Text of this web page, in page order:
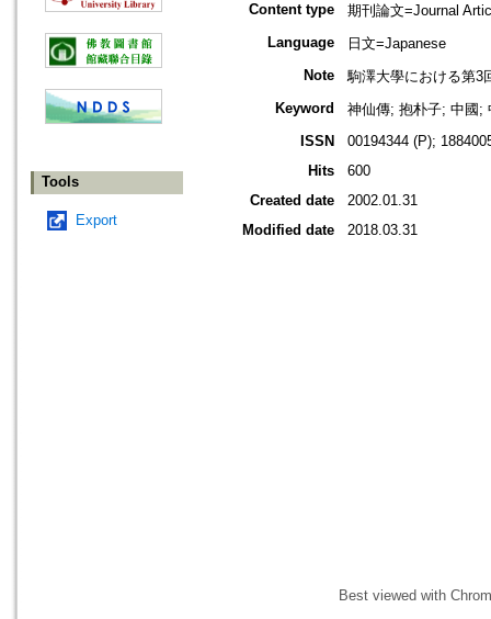
Tools
Export
Content type
期刊論文=Journal
Language
日文=Japanese
Note
駒澤大學における第3
Keyword
神仙傳; 抱朴子; 中國;
ISSN
00194344 (P);
Hits
600
Created date
2002.01.31
Modified date
2018.03.31
Best viewed with